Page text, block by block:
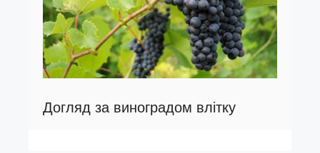
Догляд за виноградом влітку